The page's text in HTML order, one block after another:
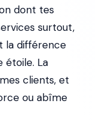
dont tes
surtout,
la différence
étoile. La
clients, et
ou abîme